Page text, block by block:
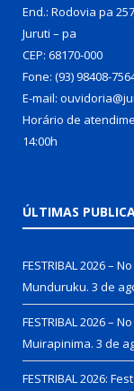
End.: Rodovia pa
Juruti – pa
CEP: 68170-000
Fone: (93) 98408-
E-mail:
Horário de
14:00h
ÚLTIMAS
FESTRIBAL 2026 –
Munduruku. 3 de
FESTRIBAL 2026 –
Muirapinima. 3 de
FESTRIBAL 2026: